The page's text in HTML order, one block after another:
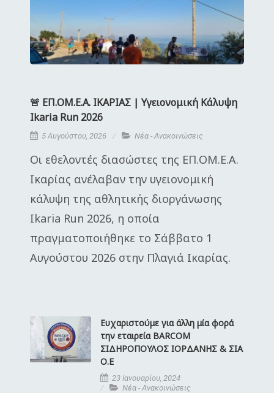
🚨 ΕΠ.ΟΜ.Ε.Α. ΙΚΑΡΙΑΣ | Υγειονομική Κάλυψη
Ikaria Run 2026
5 Αυγούστου, 2026 Νέα - Ανακοινώσεις
Οι εθελοντές διασώστες της ΕΠ.ΟΜ.Ε.Α.
Ικαρίας ανέλαβαν την υγειονομική
κάλυψη της αθλητικής διοργάνωσης
Ikaria Run 2026, η οποία
πραγματοποιήθηκε το Σάββατο 1
Αυγούστου 2026 στην Πλαγιά Ικαρίας.
Ευχαριστούμε για άλλη μία φορά
την εταιρεία BARCOM
ΣΙΔΗΡΟΠΟΥΛΟΣ ΙΟΡΔΑΝΗΣ & ΣΙΑ
Ο.Ε
23 Ιανουαρίου, 2024
Νέα - Ανακοινώσεις